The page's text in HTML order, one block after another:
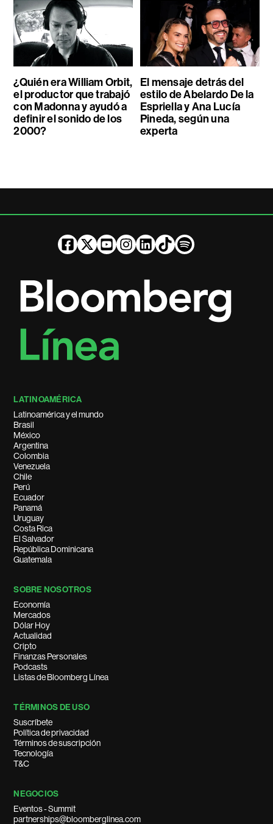
¿Quién era William Orbit,
el productor que trabajó
con Madonna y ayudó a
definir el sonido de los
2000?
El mensaje detrás del
estilo de Abelardo De la
Espriella y Ana Lucía
Pineda, según una
experta
LATINOAMÉRICA
Latinoamérica y el mundo
Brasil
México
Argentina
Colombia
Venezuela
Chile
Perú
Ecuador
Panamá
Uruguay
Costa Rica
El Salvador
República Dominicana
Guatemala
SOBRE NOSOTROS
Economía
Mercados
Dólar Hoy
Actualidad
Cripto
Finanzas Personales
Podcasts
Listas de Bloomberg Línea
TÉRMINOS DE USO
Suscríbete
Política de privacidad
Términos de suscripción
Tecnología
T&C
NEGOCIOS
Eventos - Summit
partnerships@bloomberglinea.com